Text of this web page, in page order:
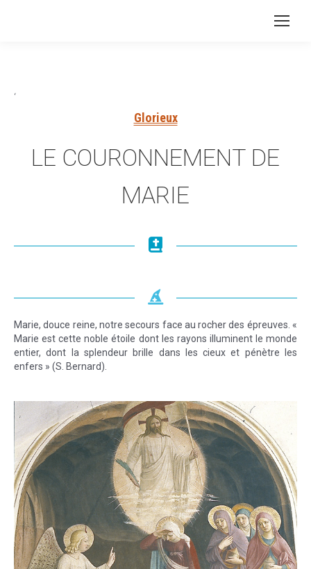
‘
Glorieux
LE COURONNEMENT DE
MARIE
Marie, douce reine, notre secours face au rocher des épreuves. «
Marie est cette noble étoile dont les rayons illuminent le monde
entier, dont la splendeur brille dans les cieux et pénètre les
enfers » (S. Bernard).